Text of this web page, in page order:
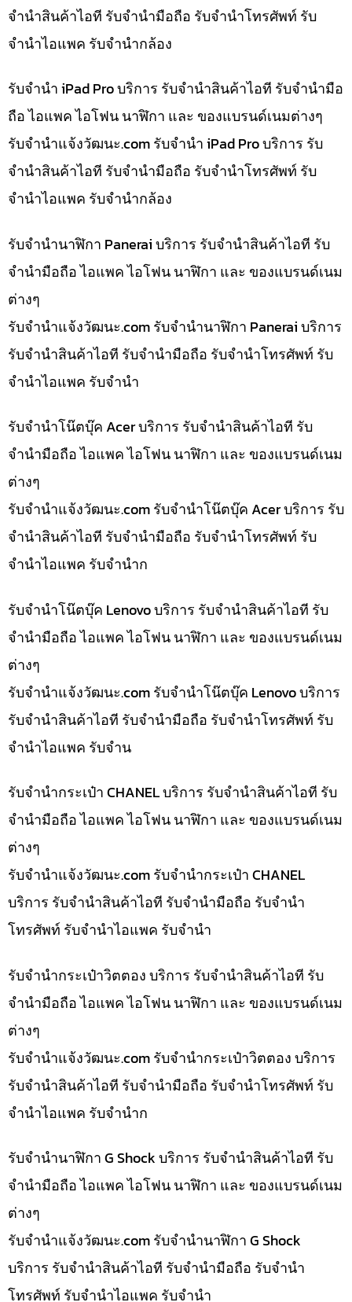
จำนำสินค้าไอที รับจำนำมือถือ รับจำนำโทรศัพท์ รับ
จำนำไอแพค รับจำนำกล้อง
รับจำนำ iPad Pro บริการ รับจำนำสินค้าไอที รับจำนำมือ
ถือ ไอแพค ไอโฟน นาฬิกา และ ของแบรนด์เนมต่างๆ
รับจํานําแจ้งวัฒนะ.com รับจำนำ iPad Pro บริการ รับ
จำนำสินค้าไอที รับจำนำมือถือ รับจำนำโทรศัพท์ รับ
จำนำไอแพค รับจำนำกล้อง
รับจำนำนาฬิกา Panerai บริการ รับจำนำสินค้าไอที รับ
จำนำมือถือ ไอแพค ไอโฟน นาฬิกา และ ของแบรนด์เนม
ต่างๆ
รับจํานําแจ้งวัฒนะ.com รับจำนำนาฬิกา Panerai บริการ
รับจำนำสินค้าไอที รับจำนำมือถือ รับจำนำโทรศัพท์ รับ
จำนำไอแพค รับจำนำ
รับจำนำโน๊ตบุ๊ค Acer บริการ รับจำนำสินค้าไอที รับ
จำนำมือถือ ไอแพค ไอโฟน นาฬิกา และ ของแบรนด์เนม
ต่างๆ
รับจํานําแจ้งวัฒนะ.com รับจำนำโน๊ตบุ๊ค Acer บริการ รับ
จำนำสินค้าไอที รับจำนำมือถือ รับจำนำโทรศัพท์ รับ
จำนำไอแพค รับจำนำก
รับจำนำโน๊ตบุ๊ค Lenovo บริการ รับจำนำสินค้าไอที รับ
จำนำมือถือ ไอแพค ไอโฟน นาฬิกา และ ของแบรนด์เนม
ต่างๆ
รับจํานําแจ้งวัฒนะ.com รับจำนำโน๊ตบุ๊ค Lenovo บริการ
รับจำนำสินค้าไอที รับจำนำมือถือ รับจำนำโทรศัพท์ รับ
จำนำไอแพค รับจำน
รับจำนำกระเป๋า CHANEL บริการ รับจำนำสินค้าไอที รับ
จำนำมือถือ ไอแพค ไอโฟน นาฬิกา และ ของแบรนด์เนม
ต่างๆ
รับจํานําแจ้งวัฒนะ.com รับจำนำกระเป๋า CHANEL
บริการ รับจำนำสินค้าไอที รับจำนำมือถือ รับจำนำ
โทรศัพท์ รับจำนำไอแพค รับจำนำ
รับจำนำกระเป๋าวิตตอง บริการ รับจำนำสินค้าไอที รับ
จำนำมือถือ ไอแพค ไอโฟน นาฬิกา และ ของแบรนด์เนม
ต่างๆ
รับจํานําแจ้งวัฒนะ.com รับจำนำกระเป๋าวิตตอง บริการ
รับจำนำสินค้าไอที รับจำนำมือถือ รับจำนำโทรศัพท์ รับ
จำนำไอแพค รับจำนำก
รับจำนำนาฬิกา G Shock บริการ รับจำนำสินค้าไอที รับ
จำนำมือถือ ไอแพค ไอโฟน นาฬิกา และ ของแบรนด์เนม
ต่างๆ
รับจํานําแจ้งวัฒนะ.com รับจำนำนาฬิกา G Shock
บริการ รับจำนำสินค้าไอที รับจำนำมือถือ รับจำนำ
โทรศัพท์ รับจำนำไอแพค รับจำนำ